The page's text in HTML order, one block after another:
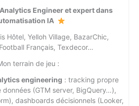
Engineer et expert dans
IA
Hôtel, Yelloh Village, BazarChic,
Français, Texdecor…
terrain de jeu :
engineering : tracking propre
données (GTM server, BigQuery…),
dashboards décisionnels (Looker,